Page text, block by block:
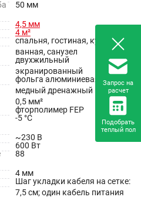
50 мм
4,5 мм
4 м²
спальня, гостиная, кухня,
ванная, санузел
двухжильный
экранированный
фольга алюминиевая +
медный дренажный провод
0,5 мм²
фторполимер FEP
-5 °С
~230 В
600 Вт
88
4 мм
Шаг укладки кабеля на сетке:
7,5 см; один кабель питания
Запрос на
расчет
Подобрать
теплый пол